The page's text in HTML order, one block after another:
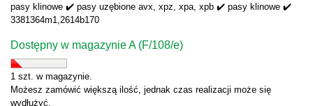
pasy klinowe ✔️ pasy uzębione avx, xpz, xpa, xpb ✔️ pasy klinowe ✔️
3381364m1,2614b170
Dostępny w magazynie A (F/108/e)
1 szt. w magazynie.
Możesz zamówić większą ilość, jednak czas realizacji może się
wydłużyć.